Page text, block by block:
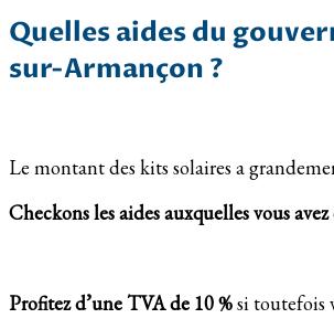
Quelles aides du
sur-Armançon ?
Le montant des kits solaires a
Checkons les aides auxquelles vous
Profitez d’une TVA de 10 %si toutefois